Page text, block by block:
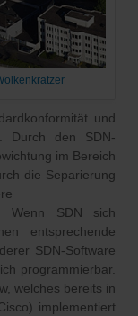
und
Durch den SDN‐
im Bereich
die Separierung
Wenn SDN sich
entsprechende
SDN‐Software
programmierbar.
welches bereits in
implementiert